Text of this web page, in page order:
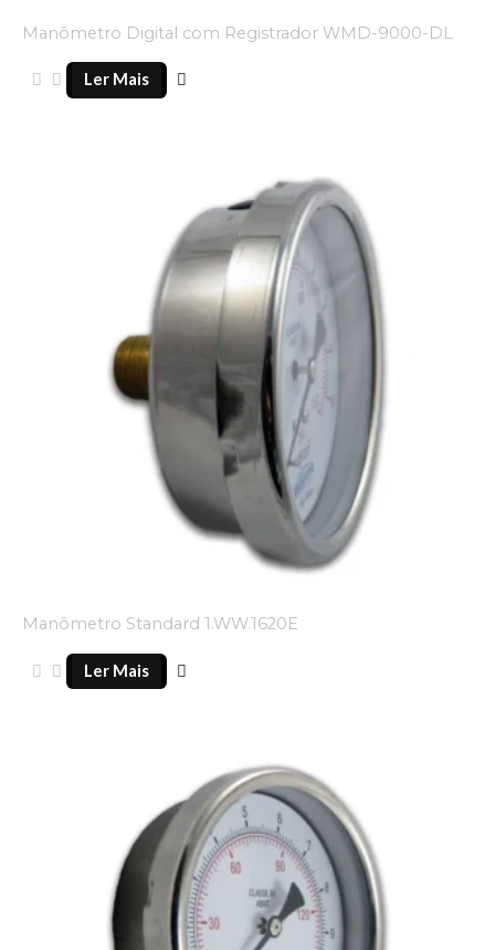
Manômetro Digital com Registrador WMD-9000-DL
Ler Mais
Manômetro Standard 1.WW.1620E
Ler Mais